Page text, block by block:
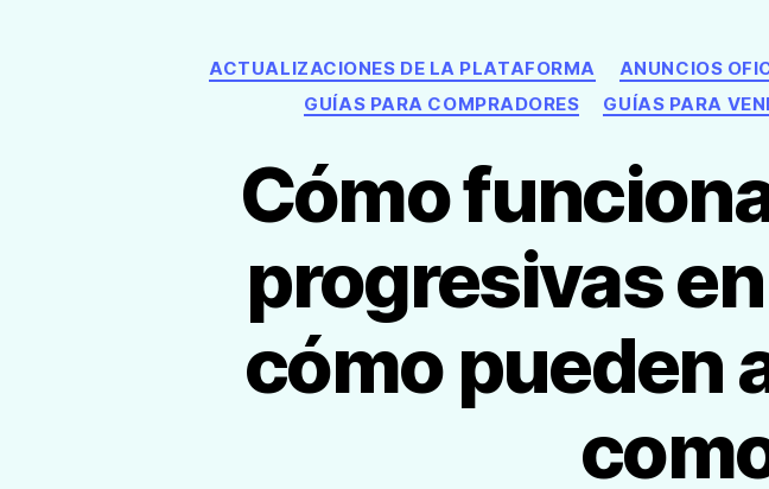
ACTUALIZACIONES DE LA PLATAFORMA ANUNCIOS
GUÍAS PARA COMPRADORES
GUÍAS PARA
Cómo
progresivas
cómo pueden